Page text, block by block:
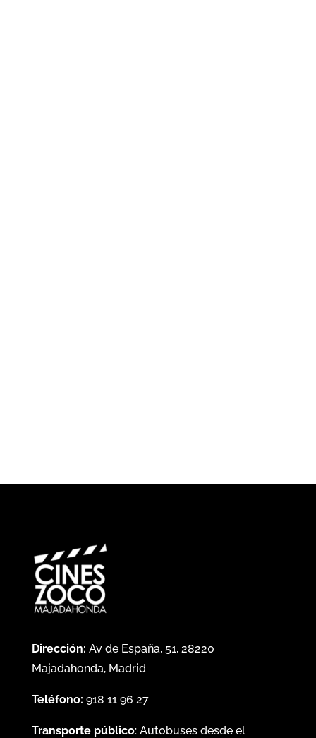
Dirección: Av de España, 51, 28220
Majadahonda, Madrid
Teléfono: 918 11 96 27
Transporte público: Autobuses desde el